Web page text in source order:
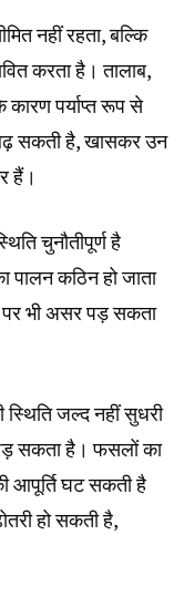
नहीं रहता, बल्कि
करता है। तालाब,
पर्याप्त रूप से
सकती है, खासकर उन
हैं।
चुनौतीपूर्ण है
पालन कठिन हो जाता
भी असर पड़ सकता
स्थिति जल्द नहीं सुधरी
सकता है। फसलों का
आपूर्ति घट सकती है
हो सकती है,